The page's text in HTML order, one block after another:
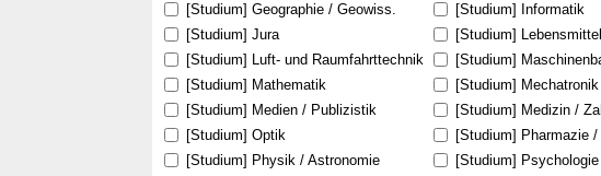
[Studium] Geographie / Geowiss.
[Studium] Informatik
[Studium] Jura
[Studium]
[Studium] Luft- und Raumfahrttechnik
[Studium]
[Studium] Mathematik
[Studium] Mechatronik
[Studium] Medien / Publizistik
[Studium] Medizin /
[Studium] Optik
[Studium] Pharmazie
[Studium] Physik / Astronomie
[Studium] Psychologie